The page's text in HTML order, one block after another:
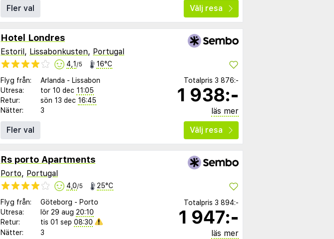
Fler val
Välj resa
Hotel Londres
Estoril, Lissabonkusten, Portugal
4,1 /5 16°C
Flyg från: Arlanda - Lissabon
Utresa:
tor 10 dec 11:05
Retur:
sön 13 dec 16:45
Nätter:
3
Totalpris 3 876:-
1 938:-
läs mer
Fler val
Välj resa
Rs porto Apartments
Porto, Portugal
4,0/5 25°C
Flyg från: Göteborg - Porto
Utresa:
lör 29 aug 20:10
Retur:
tis 01 sep 08:30
Nätter:
3
Totalpris 3 894:-
1 947:-
läs mer